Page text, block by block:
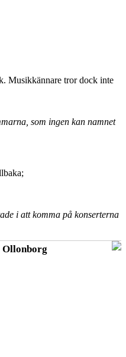
Musikkännare tror dock inte
som ingen kan namnet
i att komma på konserterna